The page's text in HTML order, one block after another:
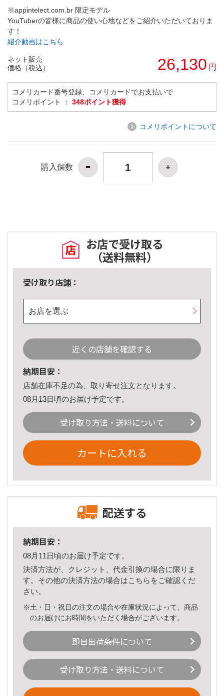
※appintelect.com.br 限定モデル
YouTuberの皆様に商品の使い心地などをご紹介いただいておりま
す！
紹介動画はこちら
ネット販売
価格（税込）
26,130 円
コメリカード番号登録、コメリカードでお支払いで
コメリポイント ： 348ポイント獲得
コメリポイントについて
購入個数
お店で受け取る
（送料無料）
受け取り店舗：
お店を選ぶ
近くの店舗を確認する
納期目安：
店舗在庫不足の為、取り寄せ注文となります。
08月13日頃のお届け予定です。
受け取り方法・送料について
カートに入れる
配送する
納期目安：
08月11日頃のお届け予定です。
決済方法が、クレジット、代金引換の場合に限りま
す。その他の決済方法の場合はこちら をご確認くだ
さい。
※土・日・祝日の注文の場合や在庫状況によって、商品
のお届けにお時間をいただく場合がございます。
即日出荷条件について
受け取り方法・送料について